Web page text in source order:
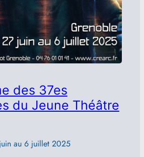
des 37es
du Jeune Théâtre
au 6 juillet 2025